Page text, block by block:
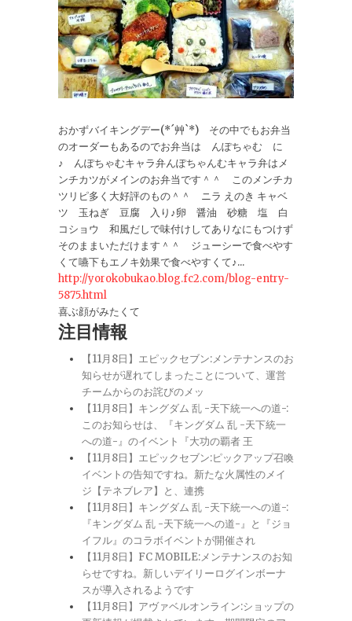
おかずバイキングデー(*´艸`*) その中でもお弁当
のオーダーもあるのでお弁当は んぽちゃむ に
♪ んぽちゃむキャラ弁んぽちゃんむキャラ弁はメ
ンチカツがメインのお弁当です＾＾ このメンチカ
ツリピ多く大好評のもの＾＾ ニラ えのき キャベ
ツ 玉ねぎ 豆腐 入り♪卵 醤油 砂糖 塩 白
コショウ 和風だしで味付けしてありなにもつけず
そのままいただけます＾＾ ジューシーで食べやす
くて嚥下もエノキ効果で食べやすくて♪...
http://yorokobukao.blog.fc2.com/blog-entry-
5875.html
喜ぶ顔がみたくて
注目情報
【11月8日】エピックセブン:メンテナンスのお
知らせが遅れてしまったことについて、運営
チームからのお詫びのメッ
【11月8日】キングダム 乱 -天下統一への道-:
このお知らせは、『キングダム 乱 -天下統一
への道-』のイベント『大功の覇者 王
【11月8日】エピックセブン:ピックアップ召喚
イベントの告知ですね。新たな火属性のメイ
ジ【テネブレア】と、連携
【11月8日】キングダム 乱 -天下統一への道-:
『キングダム 乱 -天下統一への道-』と『ジョ
イフル』のコラボイベントが開催され
【11月8日】FC MOBILE:メンテナンスのお知
らせですね。新しいデイリーログインボーナ
スが導入されるようです
【11月8日】アヴァベルオンライン:ショップの